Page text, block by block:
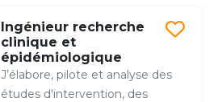
Ingénieur recherche
clinique et
épidémiologique
J’élabore, pilote et analyse des
études d'intervention, des